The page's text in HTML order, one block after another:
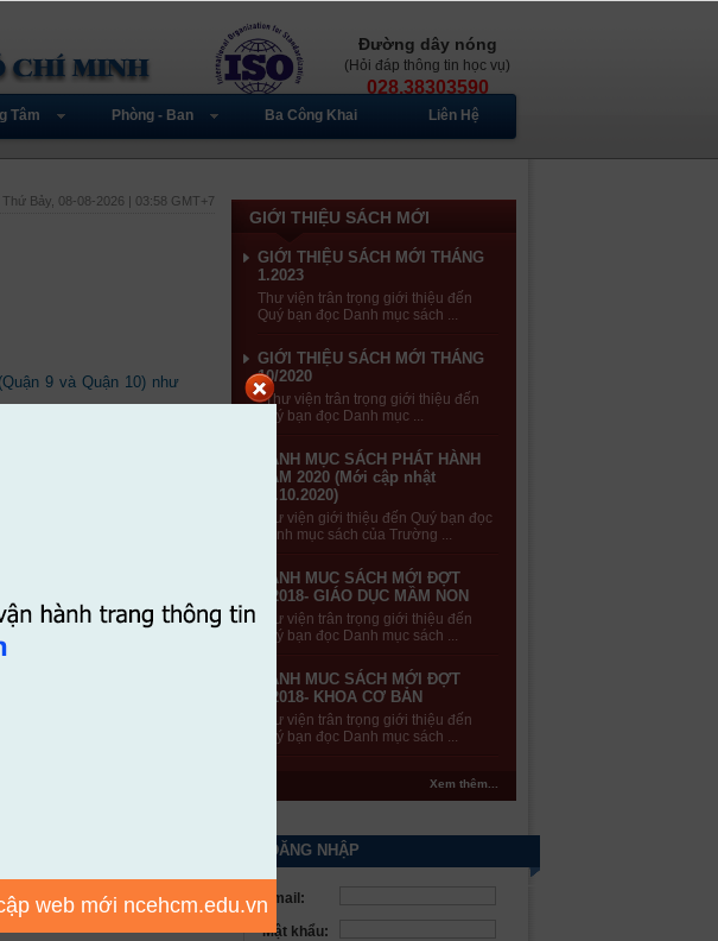
Đường dây nóng
(Hỏi đáp thông tin học vụ)
028.38303590
Tâm Phòng - Ban Ba Công Khai Liên Hệ
GIỚI THIỆU SÁCH MỚI
GIỚI THIỆU SÁCH MỚI THÁNG
1.2023
Thư viện trân trọng giới thiệu đến
Quý bạn đọc Danh mục sách ...
GIỚI THIỆU SÁCH MỚI THÁNG
10/2020
Thư viện trân trọng giới thiệu đến
Quý bạn đọc Danh mục ...
DANH MỤC SÁCH PHÁT HÀNH
NĂM 2020 (Mới cập nhật
30.10.2020)
Thư viện giới thiệu đến Quý bạn đọc
Danh mục sách của Trường ...
DANH MUC SÁCH MỚI ĐỢT
2/2018- GIÁO DỤC MẦM NON
Thư viện trân trọng giới thiệu đến
Quý bạn đọc Danh mục sách ...
DANH MUC SÁCH MỚI ĐỢT
2/2018- KHOA CƠ BẢN
Thư viện trân trọng giới thiệu đến
Quý bạn đọc Danh mục sách ...
Xem thêm...
ĐĂNG NHẬP
Email:
Mật khẩu:
Thứ Bảy, 08-08-2026 | 03:58 GMT+7
9 và Quận 10) như
triển khai hoàn thiện
liệu, mượn trả đồ dùng
web mới ncehcm.edu.vn